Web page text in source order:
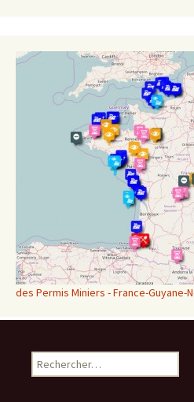
des Permis Miniers - France-Guyane-
Rechercher :